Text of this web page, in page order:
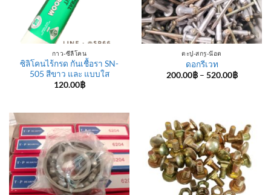
กาว-ซีลีโคน
ซิลิโคนไร้กรด กันเชื้อรา SN-
505 สีขาว และ แบบใส
120.00฿
ตะปู-สกรู-น๊อต
ดอกรีเวท
200.00฿ – 520.00฿Price